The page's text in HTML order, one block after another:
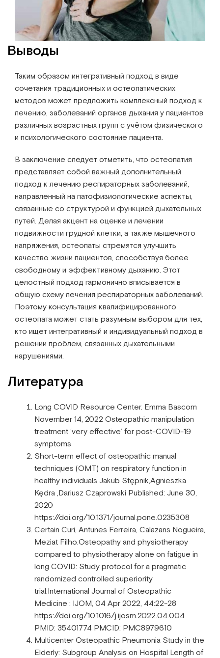
Выводы
Таким образом интегративный подход в виде
сочетания традиционных и остеопатических
методов может предложить комплексный подход к
лечению, заболеваний органов дыхания у пациентов
различных возрастных групп с учётом физического
и психологического состояние пациента.
В заключение следует отметить, что остеопатия
представляет собой важный дополнительный
подход к лечению респираторных заболеваний,
направленный на патофизиологические аспекты,
связанные со структурой и функцией дыхательных
путей. Делая акцент на оценке и лечении
подвижности грудной клетки, а также мышечного
напряжения, остеопаты стремятся улучшить
качество жизни пациентов, способствуя более
свободному и эффективному дыханию. Этот
целостный подход гармонично вписывается в
общую схему лечения респираторных заболеваний.
Поэтому консультация квалифицированного
остеопата может стать разумным выбором для тех,
кто ищет интегративный и индивидуальный подход в
решении проблем, связанных дыхательными
нарушениями.
Литература
Long COVID Resource Center. Emma Bascom
November 14, 2022 Osteopathic manipulation
treatment ‘very effective’ for post-COVID-19
symptoms
Short-term effect of osteopathic manual
techniques (OMT) on respiratory function in
healthy individuals Jakub Stępnik,Agnieszka
Kędra ,Dariusz Czaprowski Published: June 30,
2020
https://doi.org/10.1371/journal.pone.0235308
Certain Curi, Antunes Ferreira, Calazans Nogueira,
Meziat Filho.Osteopathy and physiotherapy
compared to physiotherapy alone on fatigue in
long COVID: Study protocol for a pragmatic
randomized controlled superiority
trial.International Journal of Osteopathic
Medicine : IJOM, 04 Apr 2022, 44:22-28
https://doi.org/10.1016/j.ijosm.2022.04.004
PMID: 35401774 PMCID: PMC8979610
Multicenter Osteopathic Pneumonia Study in the
Elderly: Subgroup Analysis on Hospital Length of